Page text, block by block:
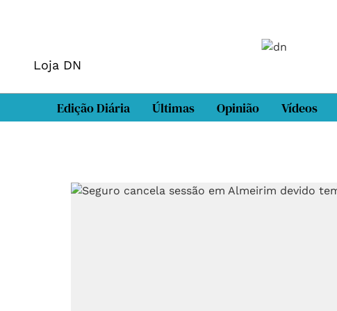
Loja DN
Edição Diária Últimas Opinião Vídeos